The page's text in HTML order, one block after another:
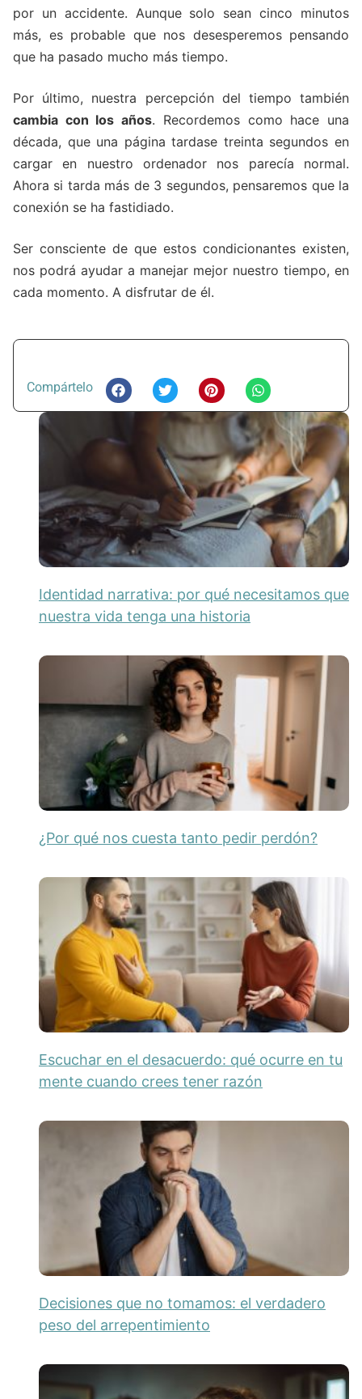
por un accidente. Aunque solo sean cinco minutos
más, es probable que nos desesperemos pensando
que ha pasado mucho más tiempo.
Por último, nuestra percepción del tiempo también
cambia con los años. Recordemos como hace una
década, que una página tardase treinta segundos en
cargar en nuestro ordenador nos parecía normal.
Ahora si tarda más de 3 segundos, pensaremos que la
conexión se ha fastidiado.
Ser consciente de que estos condicionantes existen,
nos podrá ayudar a manejar mejor nuestro tiempo, en
cada momento. A disfrutar de él.
Compártelo
Identidad narrativa: por qué necesitamos que
nuestra vida tenga una historia
¿Por qué nos cuesta tanto pedir perdón?
Escuchar en el desacuerdo: qué ocurre en tu
mente cuando crees tener razón
Decisiones que no tomamos: el verdadero
peso del arrepentimiento